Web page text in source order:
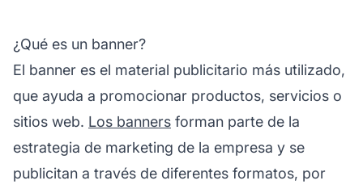
¿Qué es un banner?
El banner es el material publicitario más utilizado,
que ayuda a promocionar productos, servicios o
sitios web. Los banners forman parte de la
estrategia de marketing de la empresa y se
publicitan a través de diferentes formatos, por